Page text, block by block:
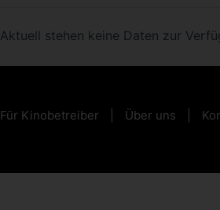
Aktuell stehen keine Daten zur
Für Kinobetreiber Über uns